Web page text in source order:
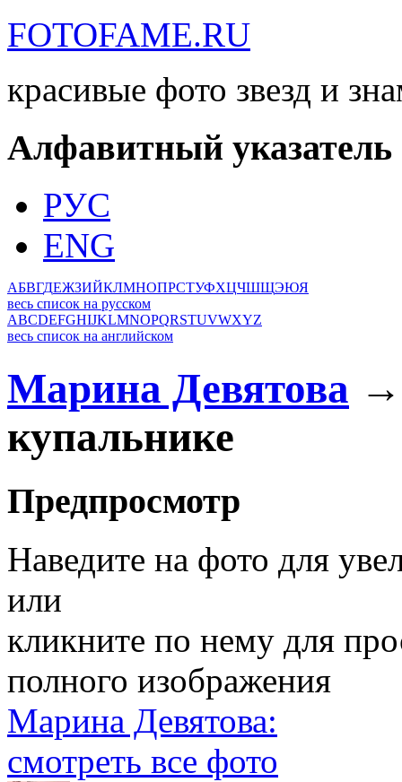
FOTOFAME.RU
красивые фото звезд и
Алфавитный указатель
РУС
ENG
АБВГДЕЖЗИЙКЛМНОПРСТУФХЦЧШЩЭЮЯ
весь список на русском
ABCDEFGHIJKLMNOPQRSTUVWXYZ
весь список на английском
Марина Девятова →
купальнике
Предпросмотр
Наведите на фото для
или
кликните по нему для
полного изображения
Марина Девятова:
смотреть все фото